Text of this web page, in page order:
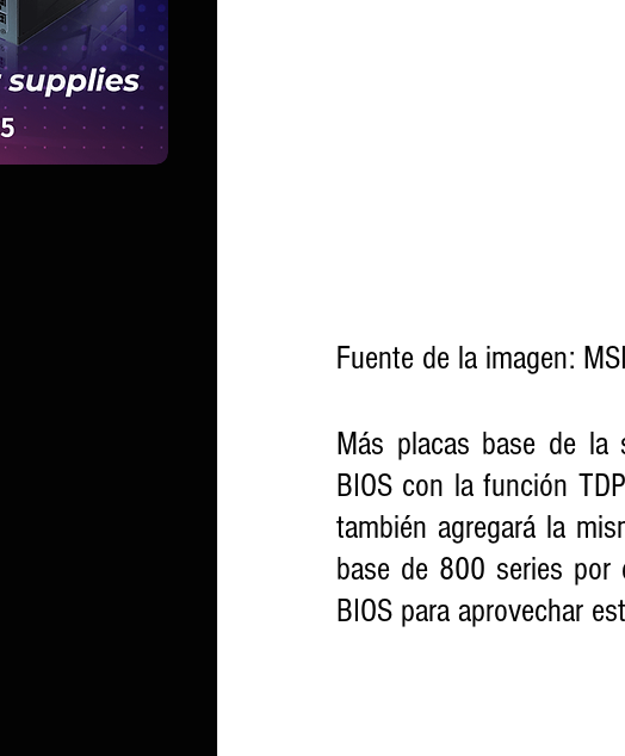
Fuente de la imagen: MSI
Más placas base de la
BIOS con la función
también agregará la
base de 800 series por
BIOS para aprovechar